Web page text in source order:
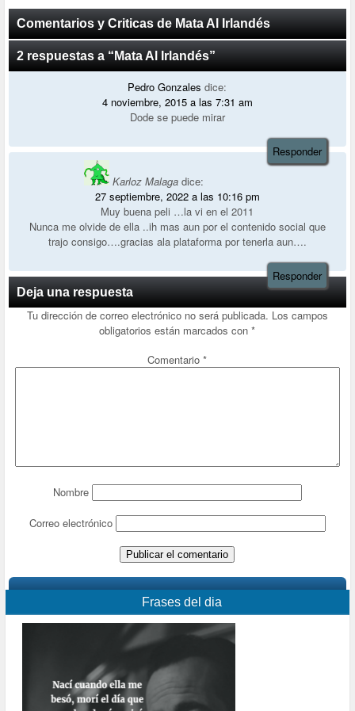
Comentarios y Criticas de Mata Al Irlandés
2 respuestas a “Mata Al Irlandés”
Pedro Gonzales dice:
4 noviembre, 2015 a las 7:31 am
Dode se puede mirar
Responder
Karloz Malaga dice:
27 septiembre, 2022 a las 10:16 pm
Muy buena peli …la vi en el 2011
Nunca me olvide de ella ..ih mas aun por el contenido social que
trajo consigo….gracias ala plataforma por tenerla aun….
Responder
Deja una respuesta
Tu dirección de correo electrónico no será publicada. Los campos
obligatorios están marcados con*
Comentario*
Nombre
Correo electrónico
Frases del dia